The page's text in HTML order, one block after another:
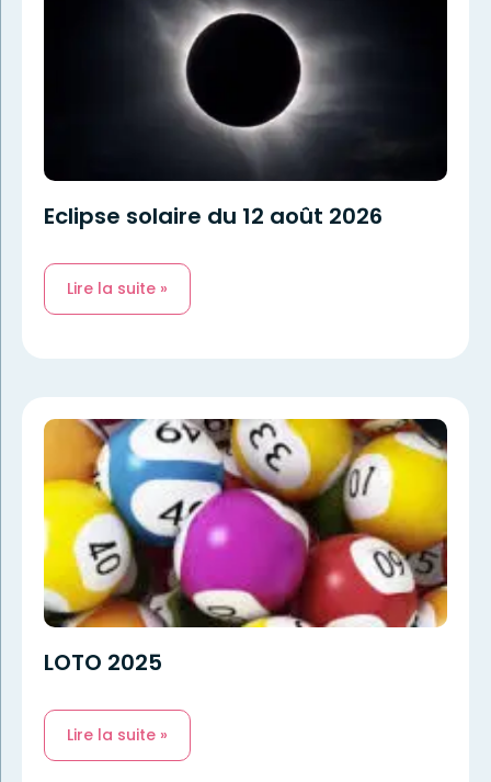
Eclipse solaire du 12 août 2026
Lire la suite »
LOTO 2025
Lire la suite »